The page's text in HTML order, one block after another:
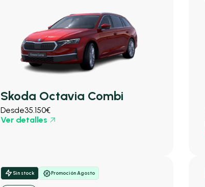
Skoda Octavia Combi
Desde35.150€
Ver detalles
Sin stock Promoción Agosto